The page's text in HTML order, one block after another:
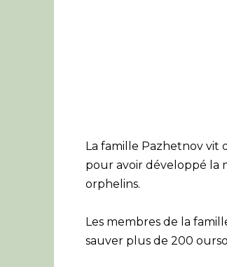
La famille Pazhetnov vit
pour avoir développé la
orphelins.
Les membres de la
sauver plus de 200